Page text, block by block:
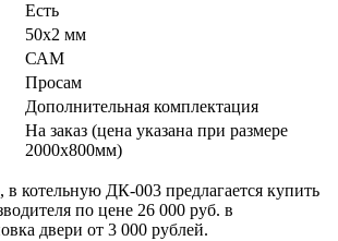
Есть
50х2 мм
САМ
Просам
Дополнительная комплектация
На заказ (цена указана при размере
2000х800мм)
в котельную ДК-003 предлагается купить
по цене 26 000 руб. в
двери от 3 000 рублей.